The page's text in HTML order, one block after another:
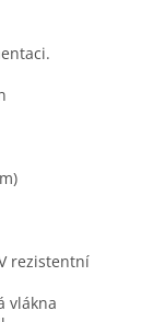
rezistentní
vlákna